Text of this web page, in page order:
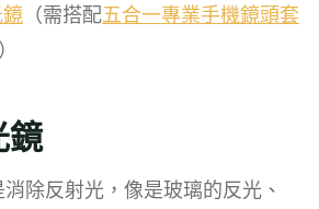
（需搭配五合一專業手機鏡頭套
）
鏡
除反射光，像是玻璃的反光、